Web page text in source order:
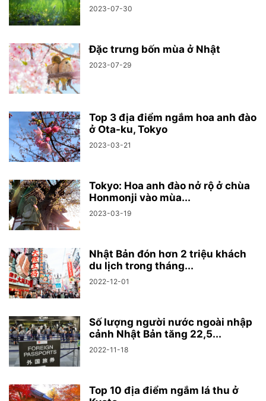
2023-07-30
Đặc trưng bốn mùa ở Nhật
2023-07-29
Top 3 địa điểm ngắm hoa anh đào
ở Ota-ku, Tokyo
2023-03-21
Tokyo: Hoa anh đào nở rộ ở chùa
Honmonji vào mùa...
2023-03-19
Nhật Bản đón hơn 2 triệu khách
du lịch trong tháng...
2022-12-01
Số lượng người nước ngoài nhập
cảnh Nhật Bản tăng 22,5...
2022-11-18
Top 10 địa điểm ngắm lá thu ở